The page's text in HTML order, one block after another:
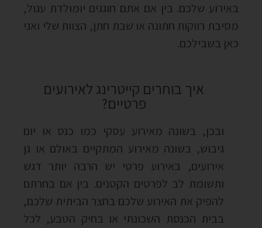
באירוע שלכם. בין אם אתם חוגגים יומולדת עגול,
מסיבת רווקות חתונה או שבת חתן, הצוות שלי ואני
כאן בשבילכם.
איך בוחרים קייטרינג לאירועים
פרטיים?
ובכן, בשונה מאירוע עסקי כמו כנס או יום
גיבוש, בשונה מאירוע המתקיים באולם או גן
אירועים, באירוע פרטי יש הרבה יותר דגש
ותשומת לב לפרטים הקטנים. בין אם בחרתם
להפיק את האירוע שלכם בחצר הביתית שלכם,
בבית הכנסת השכונתי או בחיק הטבע, לכל